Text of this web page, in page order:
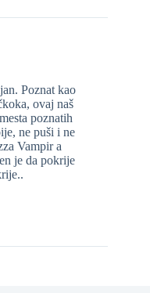
Poznat kao
ovaj naš
poznatih
ne puši i ne
Vampir a
je da pokrije